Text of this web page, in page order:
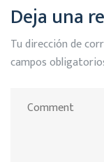
Deja una
Tu dirección de
campos